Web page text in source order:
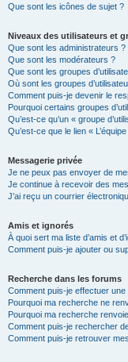
Que sont les icônes de sujet ?
Niveaux des utilisateurs et
Que sont les administrateurs ?
Que sont les modérateurs ?
Que sont les groupes
Où sont les groupes
Comment puis-je devenir le
Pourquoi certains groupes
Qu’est-ce qu’un « groupe
Qu’est-ce que le lien «
Messagerie privée
Je ne peux pas envoyer de
Je continue à recevoir des
J’ai reçu un courrier
Amis et ignorés
À quoi sert ma liste d’amis et
Comment puis-je ajouter ou
Recherche dans les forums
Comment puis-je effectuer
Pourquoi ma recherche ne
Pourquoi ma recherche
Comment puis-je rechercher
Comment puis-je retrouver